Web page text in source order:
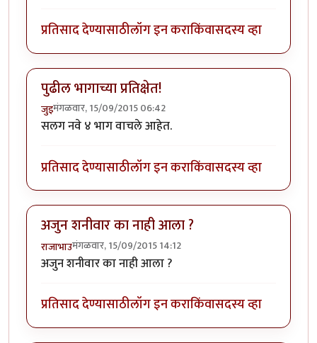
प्रतिसाद देण्यासाठीलॉग इन कराकिंवासदस्य व्हा
पुढील भागाच्या प्रतिक्षेत!
जुइमंगळवार, 15/09/2015 06:42
सलग नवे ४ भाग वाचले आहेत.
प्रतिसाद देण्यासाठीलॉग इन कराकिंवासदस्य व्हा
अजुन शनीवार का नाही आला ?
राजाभाउमंगळवार, 15/09/2015 14:12
अजुन शनीवार का नाही आला ?
प्रतिसाद देण्यासाठीलॉग इन कराकिंवासदस्य व्हा